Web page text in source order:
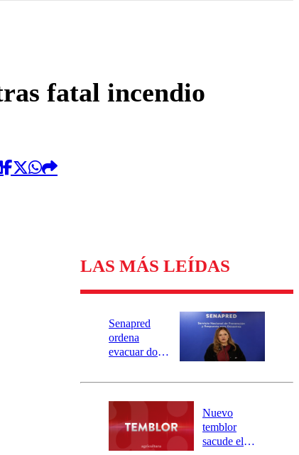
fatal incendio
LAS MÁS LEÍDAS
Senapred
ordena
evacuar dos
Carahue por
río Damas:
activa
mensajería
SAE
Nuevo
temblor
sacude el